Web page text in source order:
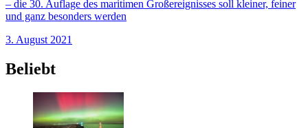
– die 30. Auflage des maritimen Großereignisses soll kleiner, feiner
und ganz besonders werden
3. August 2021
Beliebt